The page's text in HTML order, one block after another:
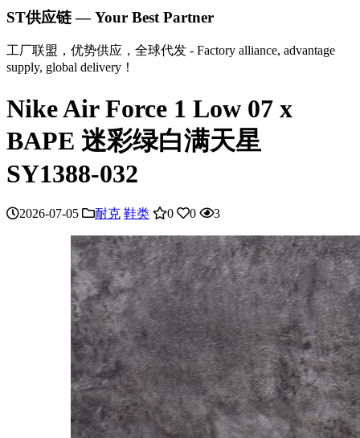
ST供应链 — Your Best Partner
工厂联盟，优势供应，全球代发 - Factory alliance, advantage
supply, global delivery！
Nike Air Force 1 Low 07 x
BAPE 迷彩绿白满天星
SY1388-032
2026-07-05 耐克 鞋类 0 0 3